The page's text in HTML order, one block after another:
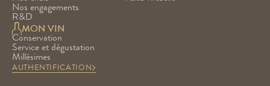
Nos engagements
R&D
MON VIN
Conservation
Service et dégustation
Millésimes
AUTHENTIFICATION